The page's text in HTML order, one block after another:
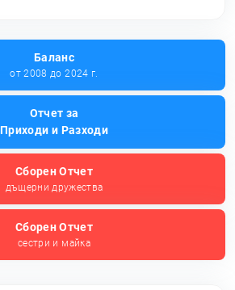
Баланс
от 2008 до 2024 г.
Отчет за
Приходи и Разходи
Сборен Отчет
дъщерни дружества
Сборен Отчет
сестри и майка